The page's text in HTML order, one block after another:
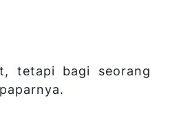
tetapi bagi seorang